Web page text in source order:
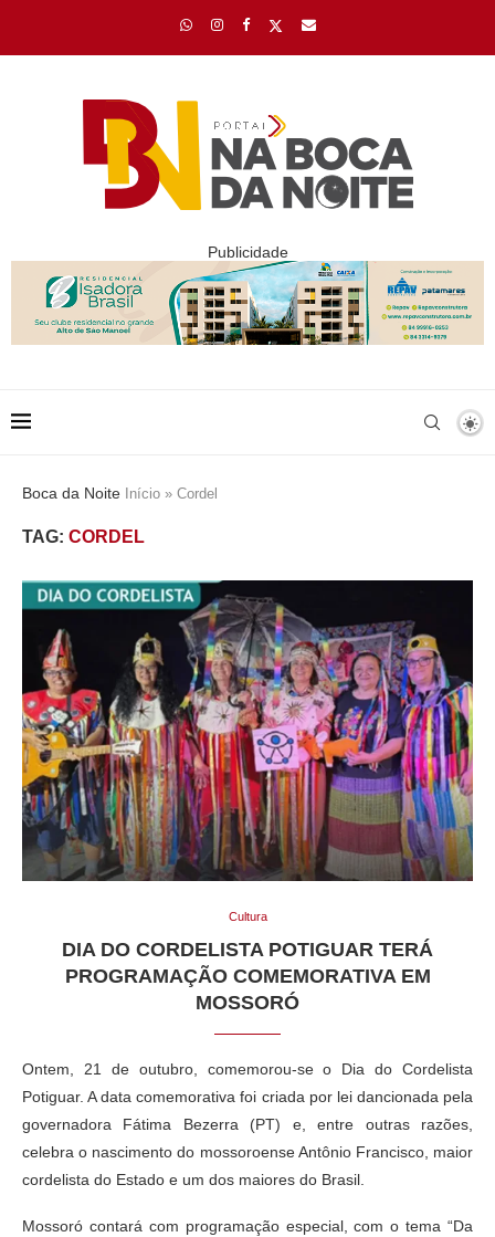
Publicidade
Boca da Noite Início » Cordel
TAG: CORDEL
Cultura
DIA DO CORDELISTA POTIGUAR TERÁ
PROGRAMAÇÃO COMEMORATIVA EM
MOSSORÓ
Ontem, 21 de outubro, comemorou-se o Dia do Cordelista
Potiguar. A data comemorativa foi criada por lei dancionada pela
governadora Fátima Bezerra (PT) e, entre outras razões,
celebra o nascimento do mossoroense Antônio Francisco, maior
cordelista do Estado e um dos maiores do Brasil.
Mossoró contará com programação especial, com o tema “Da